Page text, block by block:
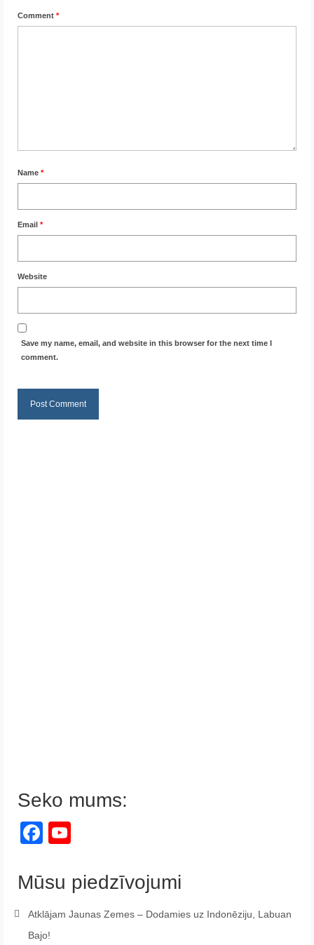
Comment *
Name *
Email *
Website
Save my name, email, and website in this browser for the next time I
comment.
Seko mums:
Facebook
Mūsu piedzīvojumi
Atklājam Jaunas Zemes – Dodamies uz Indonēziju, Labuan
Bajo!